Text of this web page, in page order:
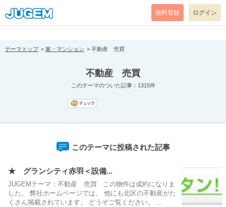
[pear_error: message="Success" code=0 mode=return level=notice
prefix="" info=""]
無料登録 ログイン
テーマトップ 家・マンション 不動産 売買
不動産 売買
このテーマのついた記事：1315件
このテーマに投稿された記事
★ グランシティ赤羽＜設備...
JUGEMテーマ：不動産 売買 この物件は成約になりま
した。 弊社ホームページでは、 他にも北区の不動産がた
くさん掲載されています。 どうぞご覧ください。 ...